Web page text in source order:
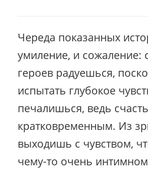
Череда показанных
умиление, и сожаление:
героев радуешься,
испытать глубокое
печалишься, ведь
кратковременным. Из
выходишь с чувством,
чему-то очень